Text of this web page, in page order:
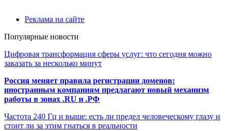
Реклама на сайте
Популярные новости
Цифровая трансформация сферы услуг: что сегодня можно
заказать за несколько минут
Россия меняет правила регистрации доменов:
иностранным компаниям предлагают новый механизм
работы в зонах .RU и .РФ
Частота 240 Гц и выше: есть ли предел человеческому глазу и
стоит ли за этим гнаться в реальности